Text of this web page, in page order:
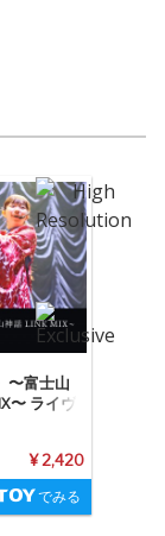
〜富士山
〜 ライヴ
¥ 2,420
でみる